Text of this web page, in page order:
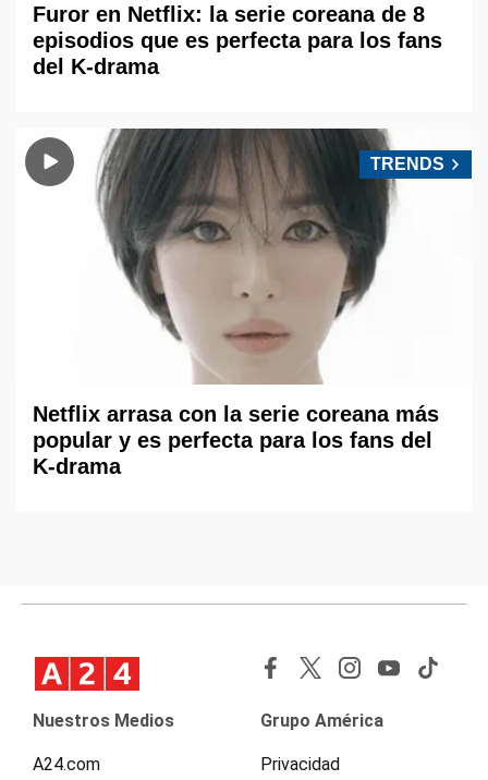
Furor en Netflix: la serie coreana de 8
episodios que es perfecta para los fans
del K-drama
TRENDS
Netflix arrasa con la serie coreana más
popular y es perfecta para los fans del
K-drama
Nuestros Medios
A24.com
Grupo América
Privacidad